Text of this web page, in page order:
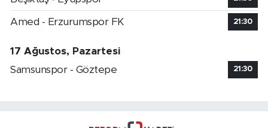
Amed - Erzurumspor FK 21:30
17 Ağustos, Pazartesi
Samsunspor - Göztepe
21:30